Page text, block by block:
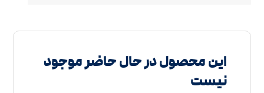
این محصول در حال حاضر موجود
نیست